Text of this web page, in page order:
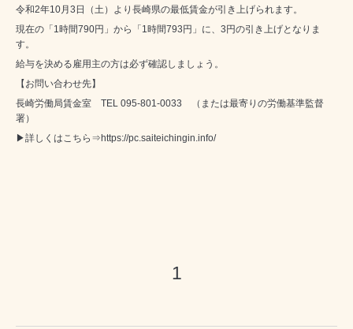
令和2年10月3日（土）より長崎県の最低賃金が引き上げられます。
現在の「1時間790円」から「1時間793円」に、3円の引き上げとなりま
す。
給与を決める雇用主の方は必ず確認しましょう。
【お問い合わせ先】
長崎労働局賃金室 TEL 095-801-0033 （または最寄りの労働基準監督
署）
▶詳しくはこちら⇒https://pc.saiteichingin.info/
1